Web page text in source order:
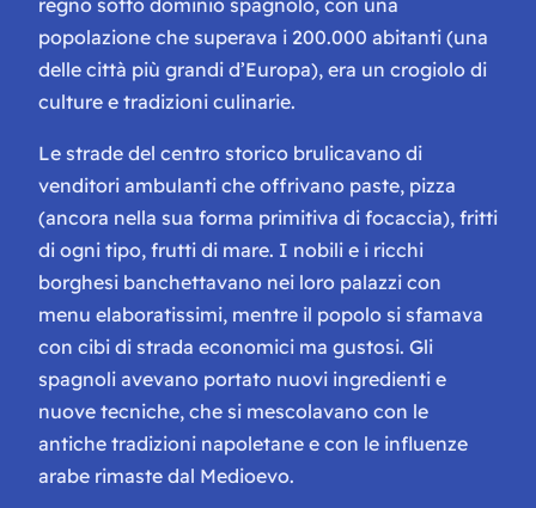
popolazione che superava i 200.000 abitanti (una
delle città più grandi d’Europa), era un crogiolo di
culture e tradizioni culinarie.
Le strade del centro storico brulicavano di
venditori ambulanti che offrivano paste, pizza
(ancora nella sua forma primitiva di focaccia), fritti
di ogni tipo, frutti di mare. I nobili e i ricchi
borghesi banchettavano nei loro palazzi con
menu elaboratissimi, mentre il popolo si sfamava
con cibi di strada economici ma gustosi. Gli
spagnoli avevano portato nuovi ingredienti e
nuove tecniche, che si mescolavano con le
antiche tradizioni napoletane e con le influenze
arabe rimaste dal Medioevo.